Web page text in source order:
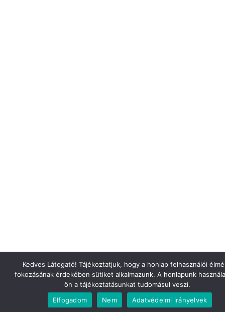
Kedves Látogató! Tájékoztatjuk, hogy a honlap felhasználói
fokozásának érdekében sütiket alkalmazunk. A honlapunk
ön a tájékoztatásunkat tudomásul veszi.
Elfogadom
Nem Adatvédelmi irányelvek